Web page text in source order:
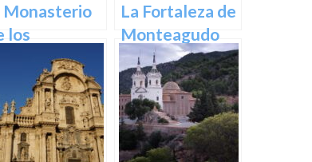
Monasterio
los
en
Un
en
La Fortaleza de
Monteagudo